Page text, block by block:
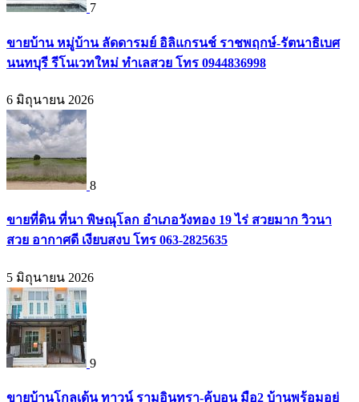
7
ขายบ้าน หมู่บ้าน ลัดดารมย์ อิลิแกรนช์ ราชพฤกษ์-รัตนาธิเบศ
นนทบุรี รีโนเวทใหม่ ทำเลสวย โทร 0944836998
6 มิถุนายน 2026
8
ขายที่ดิน ที่นา พิษณุโลก อำเภอวังทอง 19 ไร่ สวยมาก วิวนา
สวย อากาศดี เงียบสงบ โทร 063-2825635
5 มิถุนายน 2026
9
ขายบ้านโกลเด้น ทาวน์ รามอินทรา-คู้บอน มือ2 บ้านพร้อมอยู่